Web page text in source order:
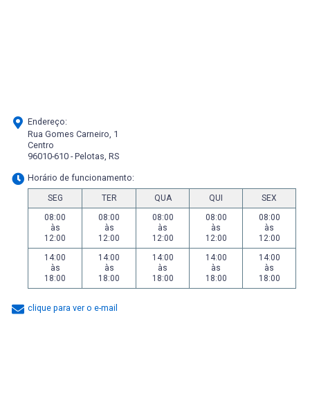
Endereço:
Rua Gomes Carneiro, 1
Centro
96010-610 - Pelotas, RS
Horário de funcionamento:
SEG TER QUA QUI
SEX
08:00
às
12:00
08:00
às
12:00
08:00
às
12:00
08:00
às
12:00
08:00
às
12:00
14:00
às
18:00
14:00
às
18:00
14:00
às
18:00
14:00
às
18:00
14:00
às
18:00
clique para ver o e-mail